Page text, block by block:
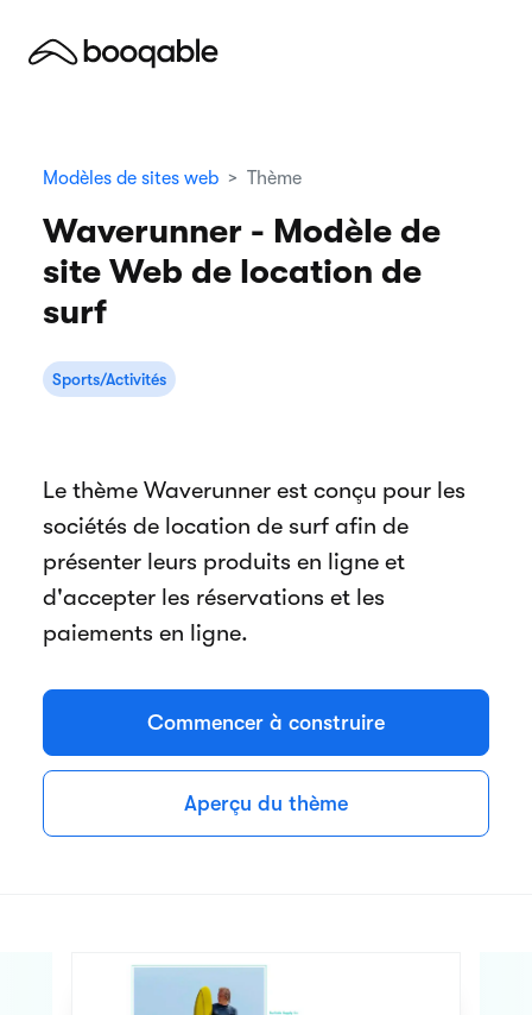
Modèles de sites web Thème
Waverunner - Modèle de
site Web de location de
surf
Sports/Activités
Le thème Waverunner est conçu pour les
sociétés de location de surf afin de
présenter leurs produits en ligne et
d'accepter les réservations et les
paiements en ligne.
Commencer à construire
Aperçu du thème